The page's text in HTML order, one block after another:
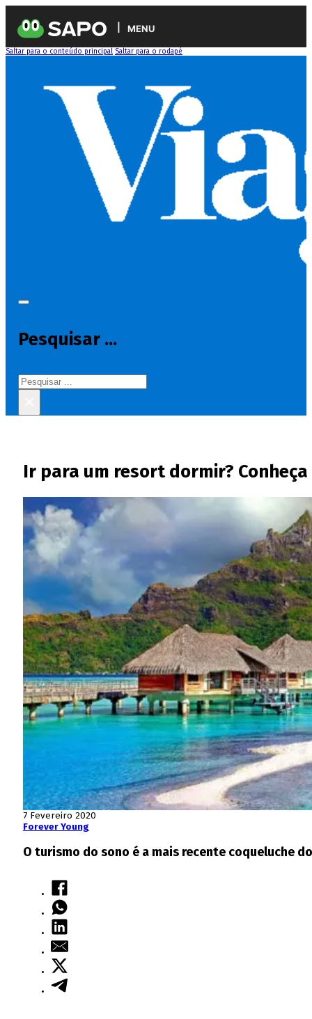
MENU
Saltar para o conteúdo principal Saltar para o rodapé
Pesquisar ...
Pesquisar
Ir para um resort dormir?
7 Fevereiro 2020
Forever Young
O turismo do sono é a mais recente coqueluche